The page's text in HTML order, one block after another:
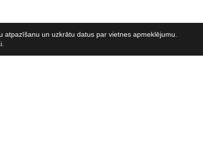
un uzkrātu datus par vietnes apmeklējumu.